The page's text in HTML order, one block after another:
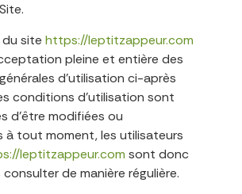
du site https://leptitzappeur.com
pleine et entière des
d’utilisation ci-après
conditions d’utilisation sont
d’être modifiées ou
à tout moment, les utilisateurs
leptitzappeur.com sont donc
de manière régulière.